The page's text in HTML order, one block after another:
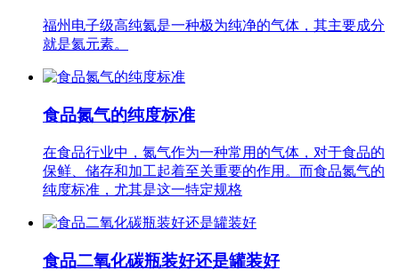
福州电子级高纯氦是一种极为纯净的气体，其主要成分
就是氦元素。
食品氮气的纯度标准
在食品行业中，氮气作为一种常用的气体，对于食品的
保鲜、储存和加工起着至关重要的作用。而食品氮气的
纯度标准，尤其是这一特定规格
食品二氧化碳瓶装好还是罐装好